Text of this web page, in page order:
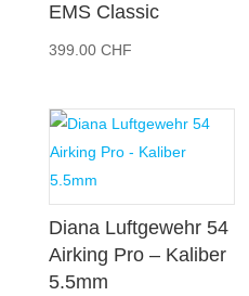
EMS Classic
399.00 CHF
Diana Luftgewehr 54
Airking Pro – Kaliber
5.5mm